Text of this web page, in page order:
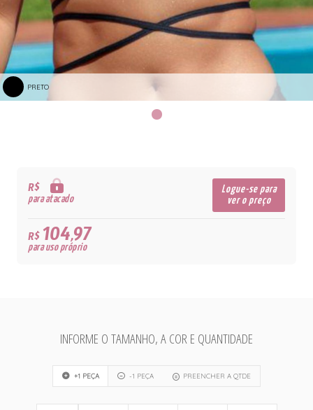
PRETO
R$
para atacado
Logue-se para
ver o preço
R$104,97
para uso próprio
INFORME O TAMANHO, A COR E QUANTIDADE
+1 PEÇA -1 PEÇA PREENCHER A QTDE